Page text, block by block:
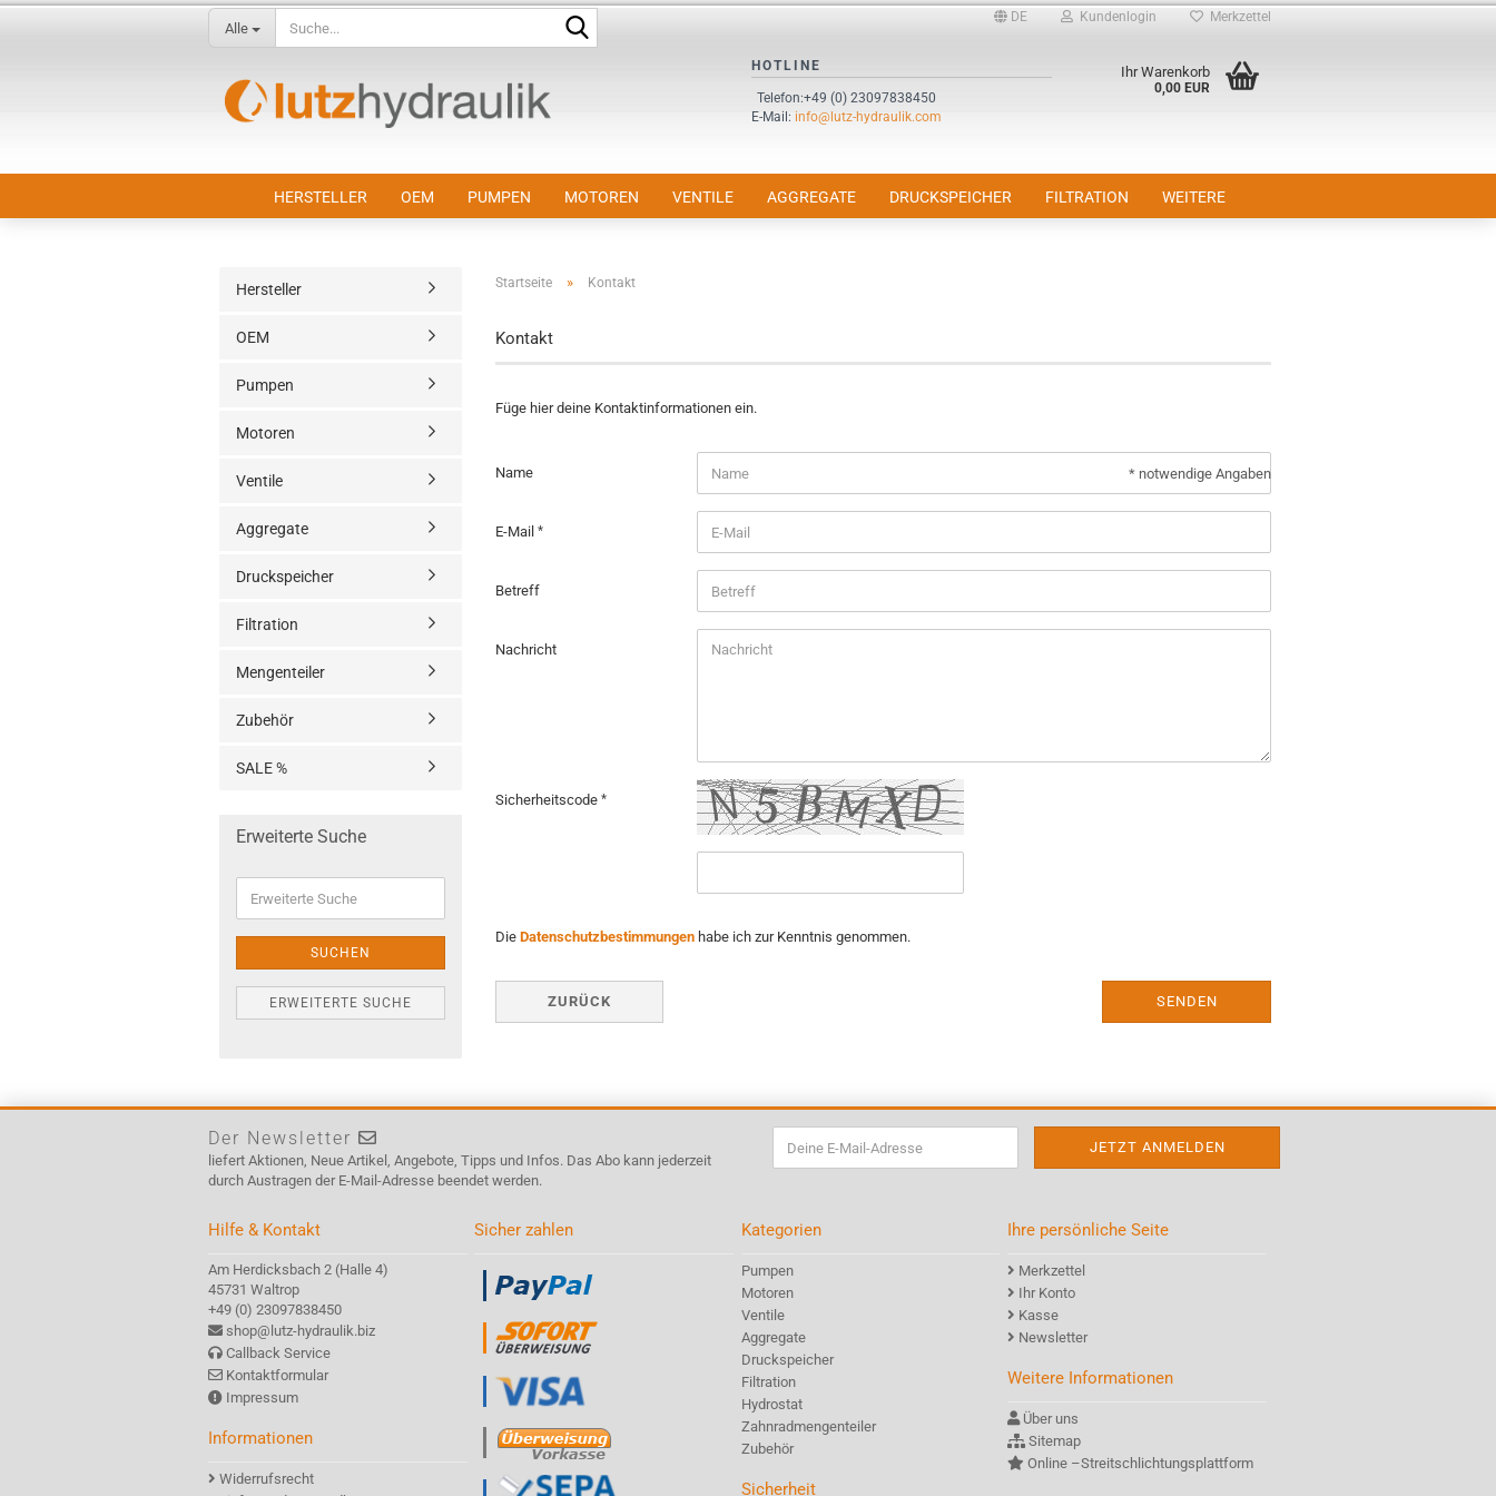
DE
Sprache auswählen
Kundenlogin
Passwort
Merkzettel
Alle
HOTLINE
Telefon:+49 (0) 23097838450
E-Mail: info@lutz-hydraulik.com
Ihr Warenkorb
0,00 EUR
HERSTELLER OEM PUMPEN MOTOREN VENTILE AGGREGATE DRUCKSPEICHER FILTRATION WEITERE
Startseite » Kontakt
Kontakt
Füge hier deine Kontaktinformationen ein.
Name
E-Mail
Betreff
Nachricht
Sicherheitscode
Die Datenschutzbestimmungenhabe ich zur Kenntnis genommen.
ZURÜCK SENDEN
* notwendige Angaben
Hersteller
OEM
Pumpen
Motoren
Ventile
Aggregate
Druckspeicher
Filtration
Mengenteiler
Zubehör
SALE %
Erweiterte Suche
Suche
SUCHEN
ERWEITERTE SUCHE
Der Newsletter
liefert Aktionen, Neue Artikel, Angebote, Tipps und Infos. Das Abo kann jederzeit
durch Austragen der E-Mail-Adresse beendet werden.
Hilfe & Kontakt
Am Herdicksbach 2 (Halle 4)
45731 Waltrop
+49 (0) 23097838450
shop@lutz-hydraulik.biz
Callback Service
Kontaktformular
Impressum
Informationen
Widerrufsrecht
Sicher zahlen Kategorien
Pumpen
Motoren
Ventile
Aggregate
Druckspeicher
Filtration
Hydrostat
Zahnradmengenteiler
Zubehör
Sicherheit
Ihre persönliche Seite
Merkzettel
Ihr Konto
Kasse
Newsletter
Weitere Informationen
Über uns
Sitemap
Online –Streitschlichtungsplattform